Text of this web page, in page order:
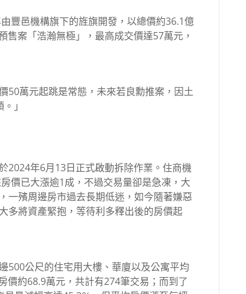
豐邑機構旗下的旌旗開發，以總價約36.1億
售案「浩瀚無極」，最高成交價達57萬元，
50萬元起跳是常態，未來若良勳推案，因土
」
2024年6月13日正式啟動拆除作業。住商機
價已大漲逾1成，不過交易量卻是急凍，大
一殯周邊房市過去長期低迷，如今隨著嫌惡
多將資產緊抱，等待利多釋出後的房價起
500公尺的住宅用大樓、華廈以及公寓平均
價約68.9萬元，共計有274筆交易；而到了